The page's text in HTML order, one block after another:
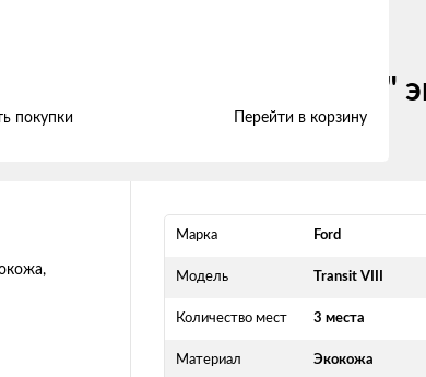
2021) "Двойной ромб"
Марка Ford
Модель Transit VIII
Количество мест 3 места
Материал Экокожа
покупки Перейти в корзину